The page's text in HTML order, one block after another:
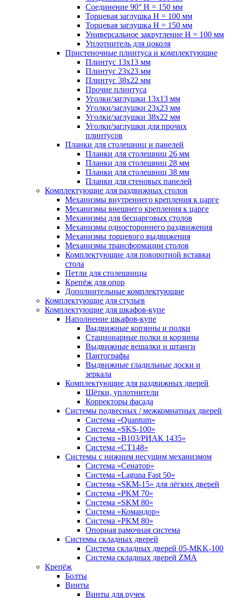
Соединение 90° H = 150 мм
Торцевая заглушка H = 100 мм
Торцевая заглушка H = 150 мм
Универсальное закругление H = 100 мм
Уплотнитель для цоколя
Пристеночные плинтуса и комплектующие
Плинтус 13х13 мм
Плинтус 23х23 мм
Плинтус 38х22 мм
Прочие плинтуса
Уголки/заглушки 13х13 мм
Уголки/заглушки 23х23 мм
Уголки/заглушки 38х22 мм
Уголки/заглушки для прочих
плинтусов
Планки для столешниц и панелей
Планки для столешниц 26 мм
Планки для столешниц 28 мм
Планки для столешниц 38 мм
Планки для стеновых панелей
Комплектующие для раздвижных столов
Механизмы внутреннего крепления к царге
Механизмы внешнего крепления к царге
Механизмы для бесцарговых столов
Механизмы одностороннего раздвижения
Механизмы торцевого выдвижения
Механизмы трансформации столов
Комплектующие для поворотной вставки
стола
Петли для столешницы
Крепёж для опор
Дополнительные комплектующие
Комплектующие для стульев
Комплектующие для шкафов-купе
Наполнение шкафов-купе
Выдвижные корзины и полки
Стационарные полки и корзины
Выдвижные вешалки и штанги
Пантографы
Выдвижные гладильные доски и
зеркала
Комплектующие для раздвижных дверей
Щётки, уплотнители
Корректоры фасада
Системы подвесных / межкомнатных дверей
Система «Quantum»
Система «SKS-100»
Система «B103/РИАК 1435»
Система «СТ148»
Системы с нижним несущим механизмом
Система «Сенатор»
Система «Laguna Fast 50»
Система «SKM-15» для лёгких дверей
Система «PKM 70»
Система «SKM 80»
Система «Командор»
Система «PKM 80»
Опорная рамочная система
Системы складных дверей
Система складных дверей 05-MKK-100
Система складных дверей ZMA
Крепёж
Болты
Винты
Винты для ручек